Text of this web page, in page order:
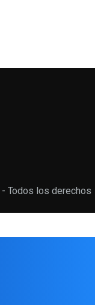
- Todos los derechos